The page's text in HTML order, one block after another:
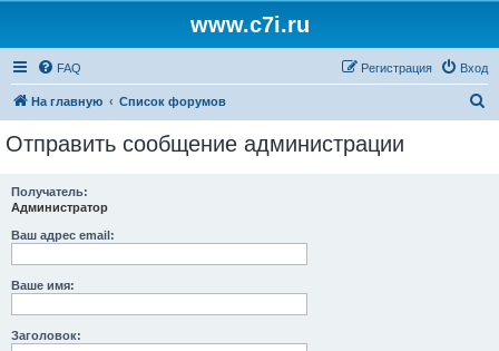
www.c7i.ru
FAQ Вход
Регистрация
На главную Список форумов
Отправить сообщение администрации
Получатель:
Администратор
Ваш адрес email:
Ваше имя:
Заголовок: